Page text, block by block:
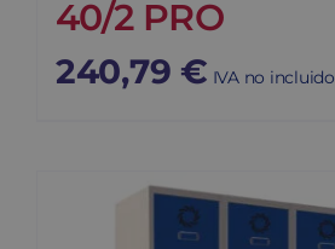
40/2 PRO
240,79 € IVA no incluido